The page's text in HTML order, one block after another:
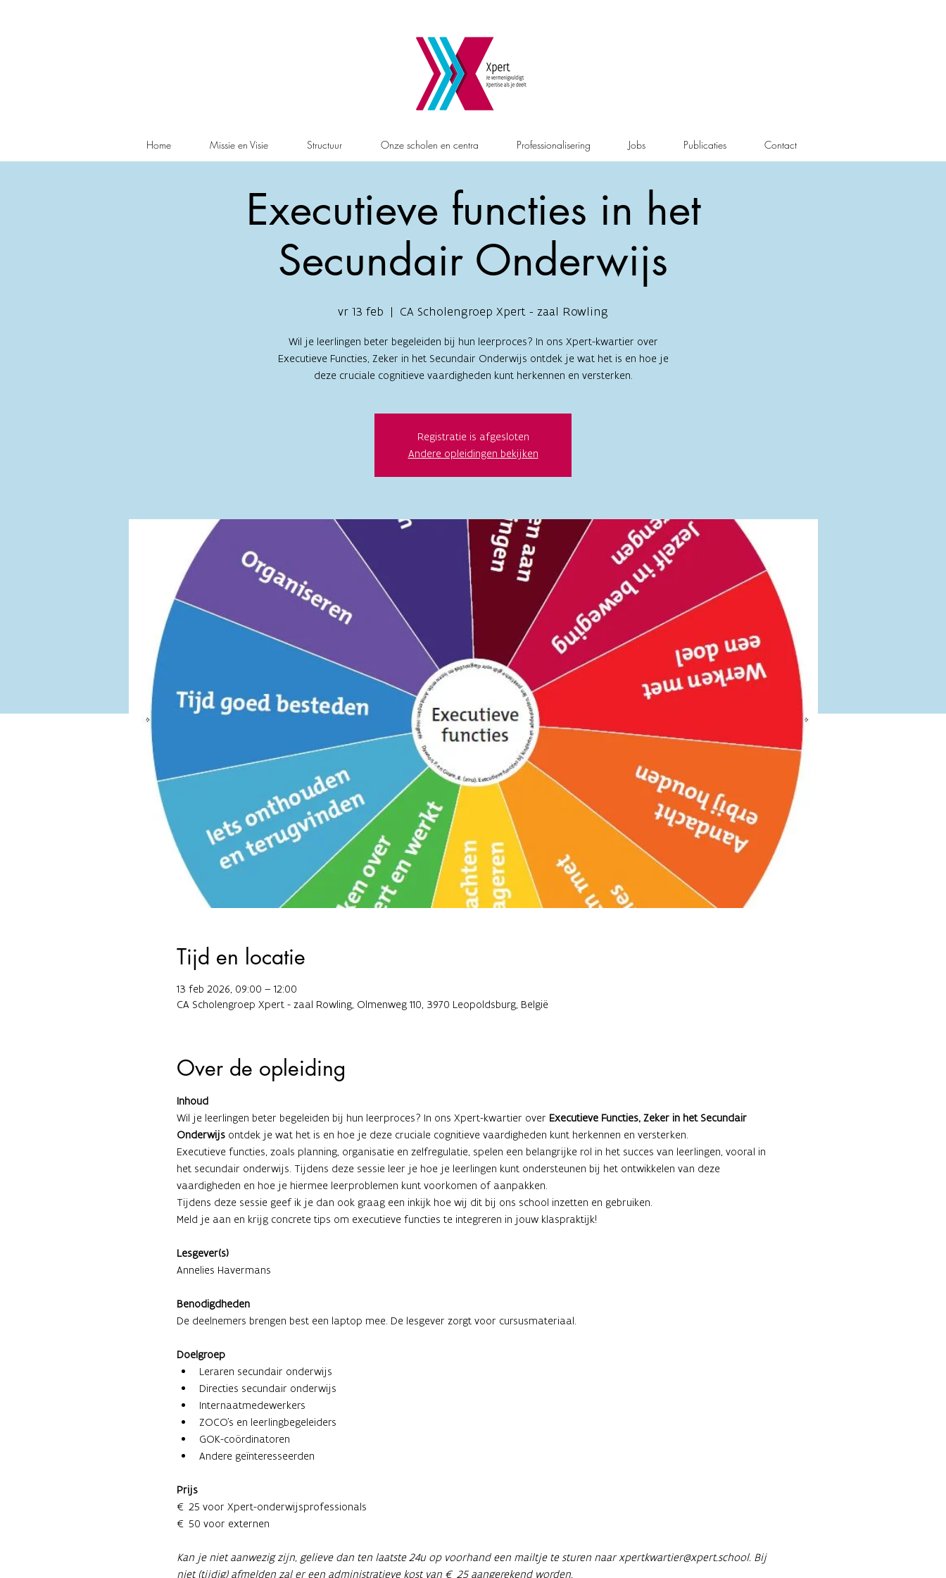
Home Missie en Visie Structuur Onze scholen en centra Professionalisering Jobs Publicaties Contact
Executieve functies in het
Secundair Onderwijs
vr 13 feb
  |
CA Scholengroep Xpert - zaal Rowling
Wil je leerlingen beter begeleiden bij hun leerproces? In ons Xpert-kwartier over
Executieve Functies, Zeker in het Secundair Onderwijs ontdek je wat het is en hoe je
Registratie is afgesloten
Andere opleidingen bekijken
Tijd en locatie
13 feb 2026, 09:00 – 12:00
CA Scholengroep Xpert - zaal Rowling, Olmenweg 110, 3970 Leopoldsburg, België
Over de opleiding
Inhoud
Wil je leerlingen beter begeleiden bij hun leerproces? In ons Xpert-kwartier over Executieve Functies, Zeker in het Secundair
Onderwijs ontdek je wat het is en hoe je deze cruciale cognitieve vaardigheden kunt herkennen en versterken.
Executieve functies, zoals planning, organisatie en zelfregulatie, spelen een belangrijke rol in het succes van leerlingen, vooral in
het secundair onderwijs. Tijdens deze sessie leer je hoe je leerlingen kunt ondersteunen bij het ontwikkelen van deze
vaardigheden en hoe je hiermee leerproblemen kunt voorkomen of aanpakken.
Tijdens deze sessie geef ik je dan ook graag een inkijk hoe wij dit bij ons school inzetten en gebruiken.
Meld je aan en krijg concrete tips om executieve functies te integreren in jouw klaspraktijk!
Lesgever(s)
Annelies Havermans
Benodigdheden
De deelnemers brengen best een laptop mee. De lesgever zorgt voor cursusmateriaal.
Doelgroep
Leraren secundair onderwijs
Directies secundair onderwijs
Internaatmedewerkers
ZOCO's en leerlingbegeleiders
GOK-coördinatoren
Andere geïnteresseerden
Prijs
€ 25 voor Xpert-onderwijsprofessionals
€ 50 voor externen
Kan je niet aanwezig zijn, gelieve dan ten laatste 24u op voorhand een mailtje te sturen naar xpertkwartier@xpert.school. Bij
niet (tijdig) afmelden zal er een administratieve kost van € 25 aangerekend worden.